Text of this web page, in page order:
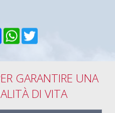
FacebookWhatsApp
Twitter
GARANTIRE UNA
DI VITA